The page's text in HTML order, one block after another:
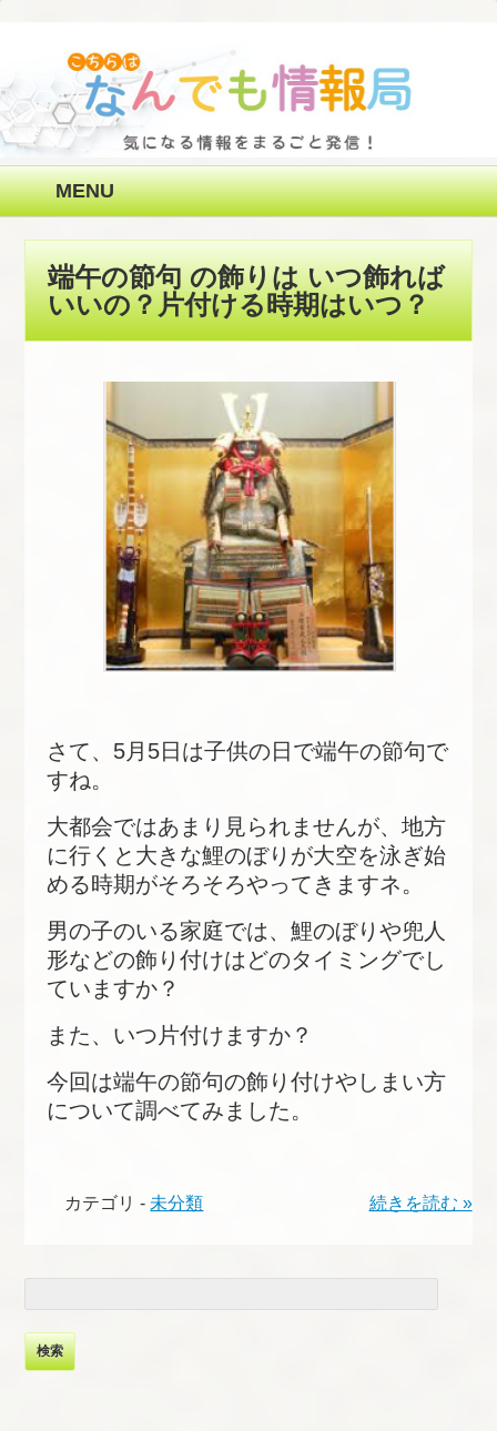
MENU
端午の節句 の飾りは いつ飾れば
いいの？片付ける時期はいつ？
さて、5月5日は子供の日で端午の節句で
すね。
大都会ではあまり見られませんが、地方
に行くと大きな鯉のぼりが大空を泳ぎ始
める時期がそろそろやってきますネ。
男の子のいる家庭では、鯉のぼりや兜人
形などの飾り付けはどのタイミングでし
ていますか？
また、いつ片付けますか？
今回は端午の節句の飾り付けやしまい方
について調べてみました。
続きを読む »
カテゴリ - 未分類